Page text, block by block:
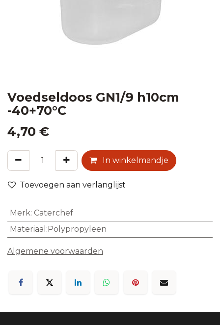
Voedseldoos GN1/9 h10cm
-40+70°C
4,70 €
In winkelmandje
Toevoegen aan verlanglijst
Merk: Caterchef
Materiaal :​Polypropyleen
Algemene voorwaarden